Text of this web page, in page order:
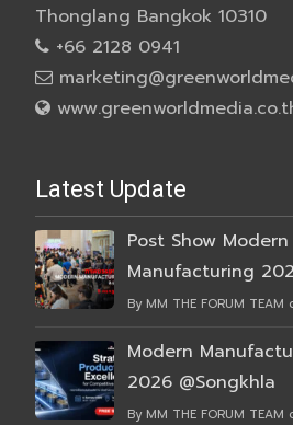
Thonglang Bangkok 10310
+66 2128 0941
Latest Update
Post Show Modern
Manufacturing
By MM THE FORUM TEAM
Modern
2026 @Songkhla
By MM THE FORUM